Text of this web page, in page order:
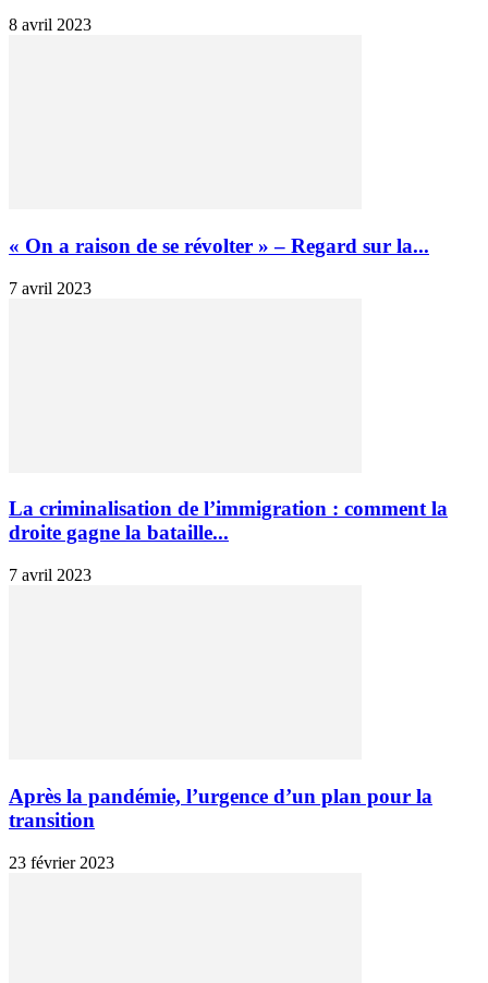
8 avril 2023
« On a raison de se révolter » – Regard sur la...
7 avril 2023
La criminalisation de l’immigration : comment la
droite gagne la bataille...
7 avril 2023
Après la pandémie, l’urgence d’un plan pour la
transition
23 février 2023